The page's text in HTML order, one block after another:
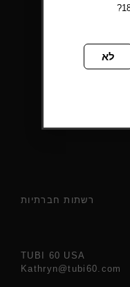
רשתות חברתיות
TUBI 60 USA
Kathryn@tubi60.com
לא